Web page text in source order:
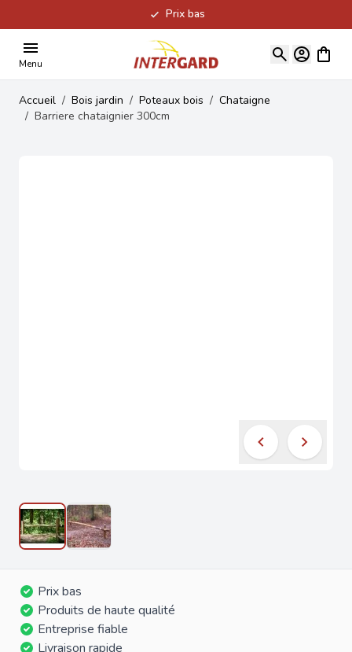
Prix bas
Menu
Voir
Accueil / Bois jardin / Poteaux bois / Chataigne
/ Barriere chataignier 300cm
Prix bas
Produits de haute qualité
Entreprise fiable
Livraison rapide